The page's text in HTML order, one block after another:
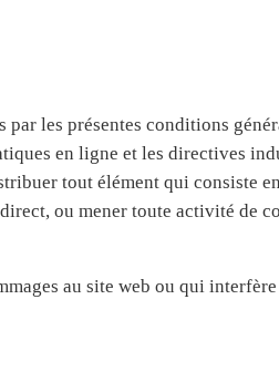
les présentes conditions
en ligne et les directives
tout élément qui consiste
ou mener toute activité de
au site web ou qui